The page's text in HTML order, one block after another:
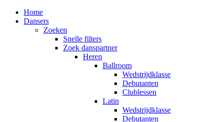
Home
Dansers
Zoeken
Snelle filters
Zoek danspartner
Heren
Ballroom
Wedstrijdklasse
Debutanten
Clublessen
Latin
Wedstrijdklasse
Debutanten